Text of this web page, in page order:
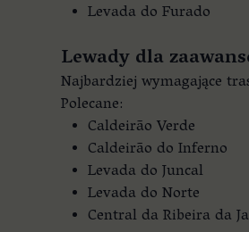
Levada do Furado
Lewady dla
Najbardziej wymagające
Polecane:
Caldeirão Verde
Caldeirão do Inferno
Levada do Juncal
Levada do Norte
Central da Ribeira da